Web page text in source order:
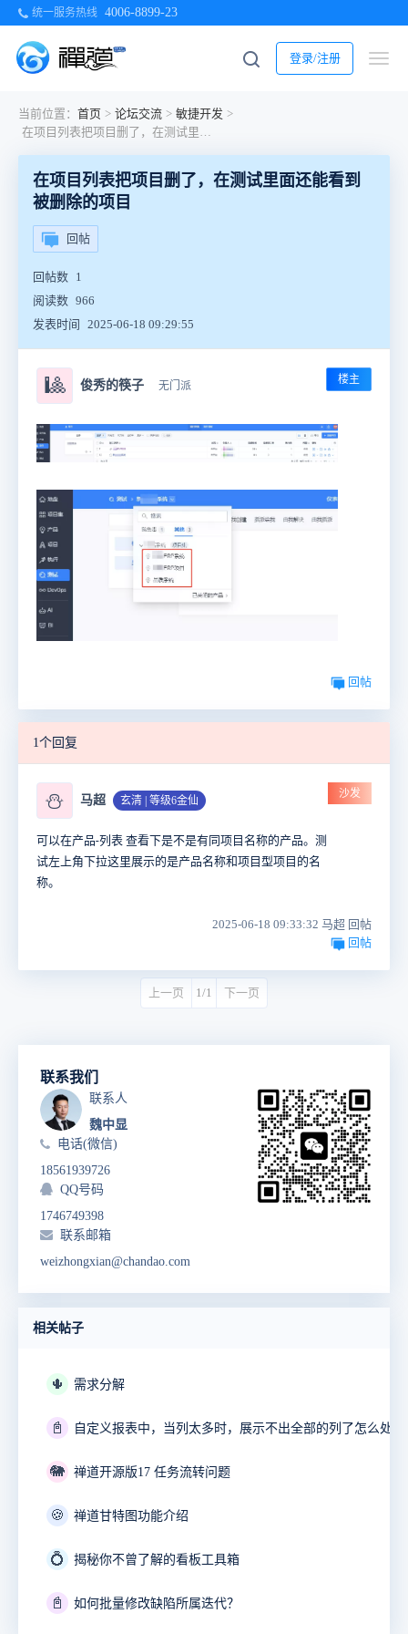
统一服务热线 4006-8899-23
登录/注册
当前位置： 首页 > 论坛交流 > 敏捷开发 >
在项目列表把项目删了，在测试里面还能看到被删除的项目
在项目列表把项目删了，在测试里面还能看到
被删除的项目
回帖
回帖数 1
阅读数 966
发表时间
2025-06-18 09:29:55
🎱 俊秀的筷子 无门派 楼主
回帖
1个回复
⛄ 马超 玄清 | 等级6金仙
沙发
可以在产品-列表 查看下是不是有同项目名称的产品。测
试左上角下拉这里展示的是产品名称和项目型项目的名
称。
2025-06-18 09:33:32 马超 回帖
回帖
上一页 1/1 下一页
联系我们
联系人
魏中显
电话(微信)
18561939726
QQ号码
1746749398
联系邮箱
weizhongxian@chandao.com
相关帖子
🌵 需求分解
📓 自定义报表中，当列太多时，展示不出全部的列了怎么处理
🐘 禅道开源版17 任务流转问题
🍪 禅道甘特图功能介绍
💍 揭秘你不曾了解的看板工具箱
📓 如何批量修改缺陷所属迭代？